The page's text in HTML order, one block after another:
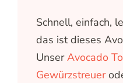
Schnell, einfach,
das ist dieses
UnserAvocado
Gewürzstreuer